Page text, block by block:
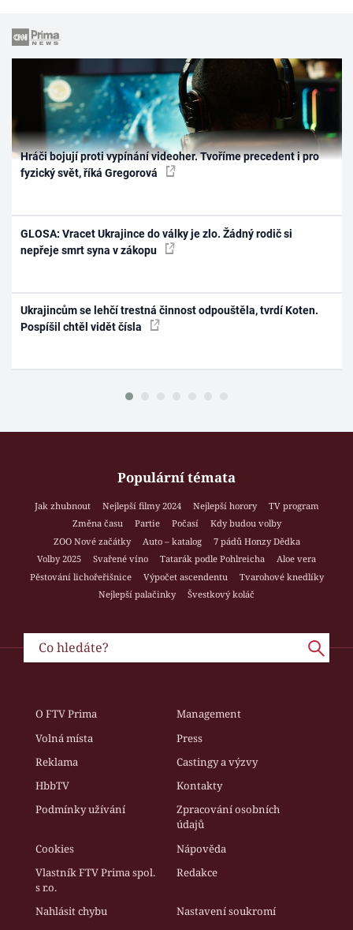
Hráči bojují proti vypínání videoher. Tvoříme precedent i pro
fyzický svět, říká Gregorová
GLOSA: Vracet Ukrajince do války je zlo. Žádný rodič si
nepřeje smrt syna v zákopu
Ukrajincům se lehčí trestná činnost odpouštěla, tvrdí Koten.
Pospíšil chtěl vidět čísla
Populární témata
Jak zhubnout Nejlepší filmy 2024 Nejlepší horory
TV program
Změna času
Partie Počasí
Kdy budou volby
ZOO Nové začátky
Auto – katalog
7 pádů Honzy Dědka
Volby 2025
Svařené víno Tatarák podle Pohlreicha
Aloe vera
Pěstování lichořeřišnice
Výpočet ascendentu
Tvarohové knedlíky
Nejlepší palačinky
Švestkový koláč
O FTV Prima
Management
Volná místa
Press
Reklama
Castingy a výzvy
HbbTV
Kontakty
Podmínky užívání
Zpracování osobních
údajů
Cookies
Nápověda
Vlastník FTV Prima spol.
s r.o.
Redakce
Nahlásit chybu Nastavení soukromí